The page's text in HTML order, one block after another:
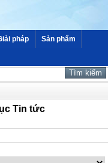
pháp Sản phẩm
Tin tức